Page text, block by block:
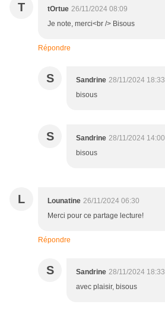
T tOrtue 26/11/2024 08:09
Je note, merci<br /> Bisous
Répondre
S Sandrine 28/11/2024 18:33
bisous
S Sandrine 28/11/2024 14:00
bisous
L Lounatine 26/11/2024 06:30
Merci pour ce partage lecture!
Répondre
S Sandrine 28/11/2024 18:33
avec plaisir, bisous